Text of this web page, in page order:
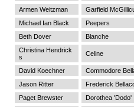
Armen Weitzman
Garfield
Michael Ian Black
Peepers
Beth Dover
Blanche
Christina Hendrick
s
Celine
David Koechner Commodore
Jason Ritter
Frederick
Paget Brewster
Dorothea 'Dodo'